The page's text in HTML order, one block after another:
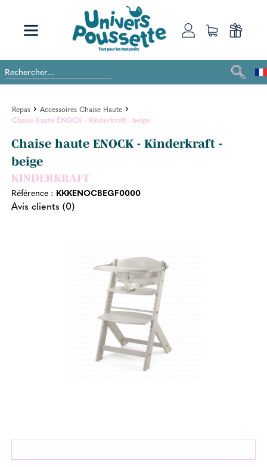
Repas
Accessoires Chaise Haute
Chaise haute ENOCK - Kinderkraft - beige
Chaise haute ENOCK - Kinderkraft -
beige
KINDERKRAFT
Référence : KKKENOCBEGF0000
Avis clients (0)